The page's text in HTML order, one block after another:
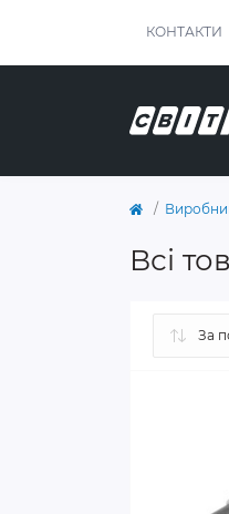
КОНТАКТИ
Всі